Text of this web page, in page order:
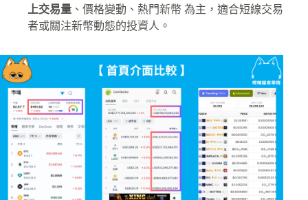
上交易量 、價格變動、熱門新幣 為主，適合短線交易
者或關注新幣動態的投資人。